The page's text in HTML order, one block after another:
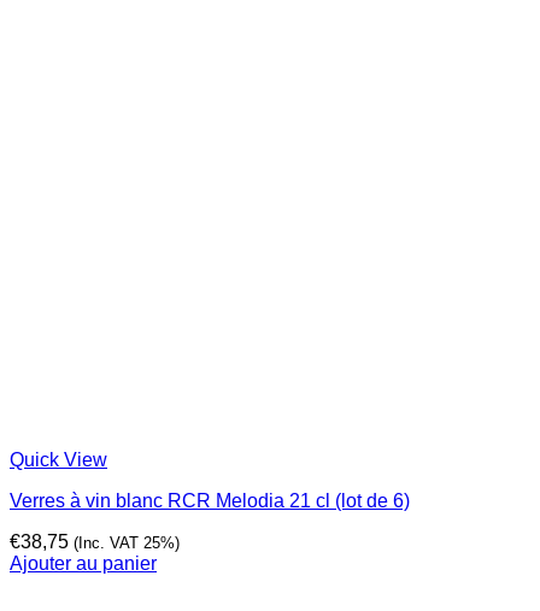
Quick View
Verres à vin blanc RCR Melodia 21 cl (lot de 6)
€38,75 (Inc. VAT 25%)
Ajouter au panier